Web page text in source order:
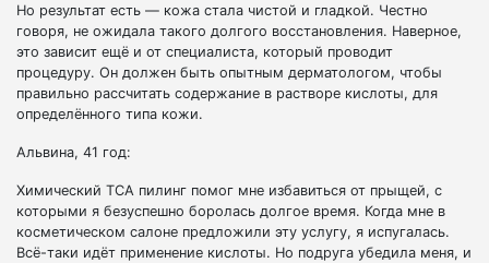
Но результат есть — кожа стала чистой и гладкой. Честно
говоря, не ожидала такого долгого восстановления. Наверное,
это зависит ещё и от специалиста, который проводит
процедуру. Он должен быть опытным дерматологом, чтобы
правильно рассчитать содержание в растворе кислоты, для
определённого типа кожи.
Альвина, 41 год:
Химический ТСА пилинг помог мне избавиться от прыщей, с
которыми я безуспешно боролась долгое время. Когда мне в
косметическом салоне предложили эту услугу, я испугалась.
Всё-таки идёт применение кислоты. Но подруга убедила меня, и